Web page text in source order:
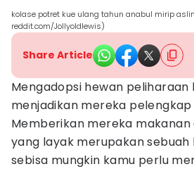
kolase potret kue ulang tahun anabul mirip
reddit.com/Jollyoldlewis)
Share Article
Mengadopsi hewan peliharaan
menjadikan mereka pelengkap
Memberikan mereka makanan
yang layak merupakan sebuah
sebisa mungkin kamu perlu